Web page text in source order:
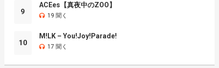
9
ACEes【真夜中のZOO】
19 聞く
10
M!LK – You!Joy!Parade!
17 聞く